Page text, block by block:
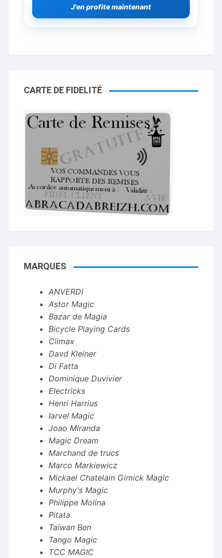
J'en profite maintenant
CARTE DE FIDELITÉ
MARQUES
ANVERDI
Astor Magic
Bazar de Magia
Bicycle Playing Cards
Climax
Davd Kleiner
Di Fatta
Dominique Duvivier
Electricks
Henri Harrius
Iarvel Magic
Joao Miranda
Magic Dream
Marchand de trucs
Marco Markiewicz
Mickael Chatelain Gimick Magic
Murphy's Magic
Philippe Molina
Pitata
Taïwan Ben
Tango Magic
TCC MAGIC